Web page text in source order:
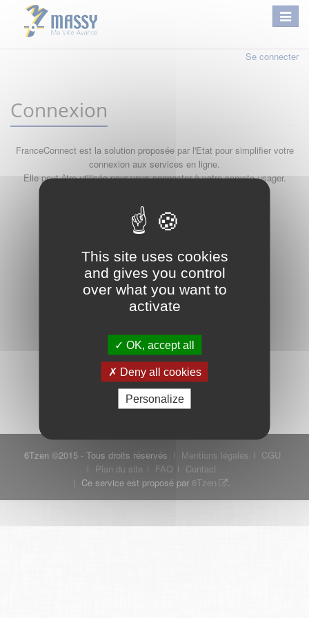
Se connecter
Connexion
FranceConnect est la solution proposée par l'Etat pour simplifier votre
connexion aux services en ligne.
Elle peut être utilisée pour vous connecter à votre compte usager.
Qu'est-ce que FranceConnect ?
Mot de passe oublié ? Je crée mon compte
Connexion
6Tzen ©2015 - Tous droits réservés Mentions légales
CGU
Plan du site
FAQ
Contact
Ce service est proposé par 6Tzen .
This site uses cookies
and gives you control
over what you want to
activate
OK, accept all
Deny all cookies
Personalize